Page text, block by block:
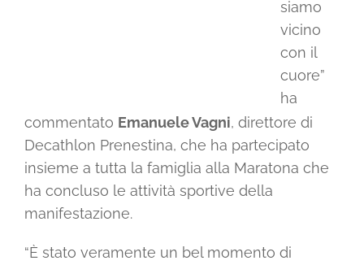
siamo
vicino
con il
cuore”
ha
commentato Emanuele Vagni, direttore di
Decathlon Prenestina, che ha partecipato
insieme a tutta la famiglia alla Maratona che
ha concluso le attività sportive della
manifestazione.
“È stato veramente un bel momento di